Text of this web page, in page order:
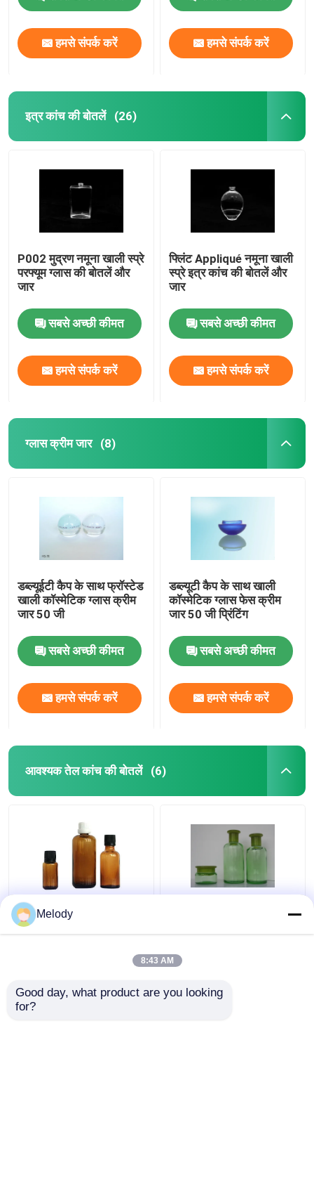
हमसे संपर्क करें हमसे संपर्क करें
इत्र कांच की बोतलें (26)
P002 मुद्रण नमूना खाली स्प्रे
परफ्यूम ग्लास की बोतलें और
जार
सबसे अच्छी कीमत
हमसे संपर्क करें
फ्लिंट Appliqué नमूना खाली
स्प्रे इत्र कांच की बोतलें और
जार
सबसे अच्छी कीमत
हमसे संपर्क करें
ग्लास क्रीम जार (8)
डब्ल्यूईटी कैप के साथ फ्रॉस्टेड
खाली कॉस्मेटिक ग्लास क्रीम
जार 50 जी
सबसे अच्छी कीमत
हमसे संपर्क करें
डब्ल्यूटी कैप के साथ खाली
कॉस्मेटिक ग्लास फेस क्रीम
जार 50 जी प्रिंटिंग
सबसे अच्छी कीमत
हमसे संपर्क करें
आवश्यक तेल कांच की बोतलें (6)
कैप ड्रॉपर के साथ एम्बर रंगीन
आवश्यक तेल कांच की बोतलें
Reducer और Cap के साथ
Melody
8:43 AM
Good day, what product are you looking
for?